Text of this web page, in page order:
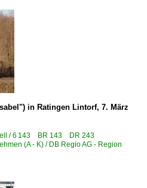
DR V 200 'Taigatrommel'
· DR 110 DR V 100.1
100.20 Private
· DE 2000 ·ER20·
· DR 130.1 'Ludmilla'
132 · DR 130.1 Lokportraits
DB 232 'Ludmilla'
in Ratingen Lintorf, 7. März
/ 6 143 BR 143 DR 243
(A - K) / DB Regio AG - Region